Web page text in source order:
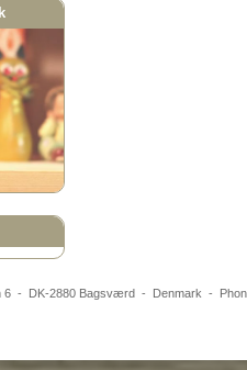
6- DK-2880 Bagsværd- Denmark -